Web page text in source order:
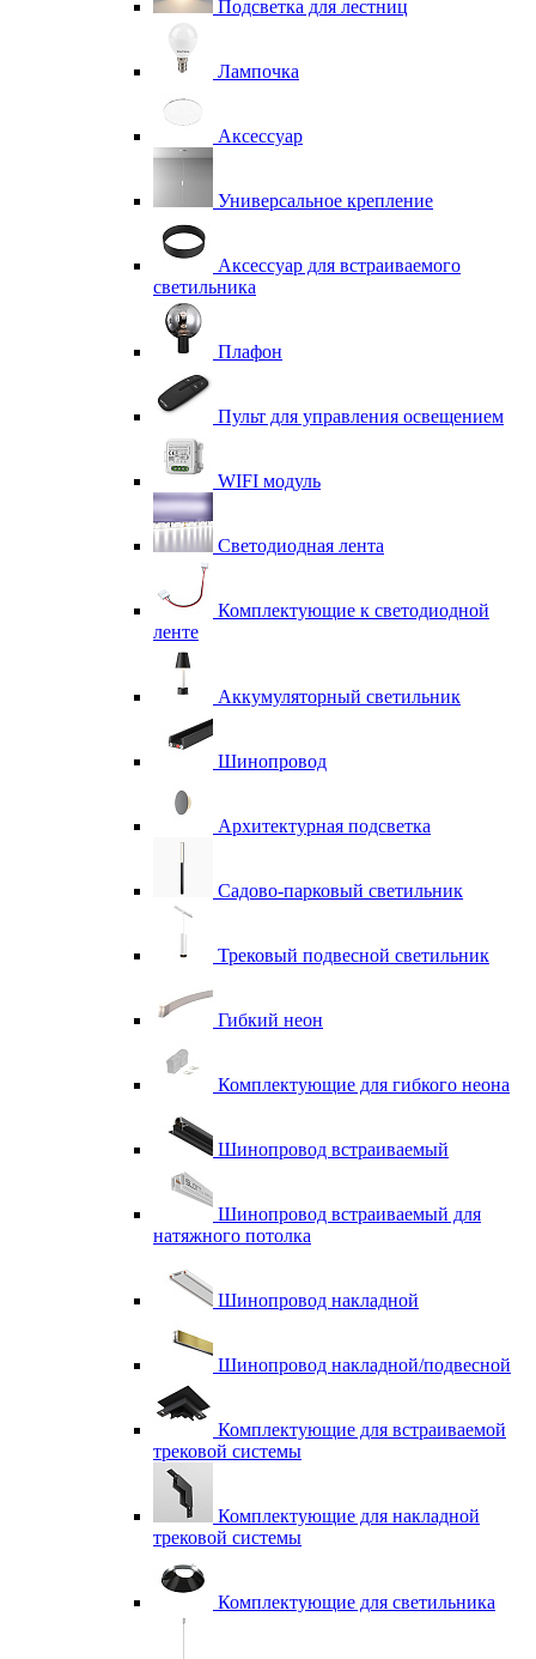
Подсветка для лестниц
Лампочка
Аксессуар
Универсальное крепление
Аксессуар для встраиваемого
светильника
Плафон
Пульт для управления освещением
WIFI модуль
Светодиодная лента
Комплектующие к светодиодной
ленте
Аккумуляторный светильник
Шинопровод
Архитектурная подсветка
Садово-парковый светильник
Трековый подвесной светильник
Гибкий неон
Комплектующие для гибкого неона
Шинопровод встраиваемый
Шинопровод встраиваемый для
натяжного потолка
Шинопровод накладной
Шинопровод накладной/подвесной
Комплектующие для встраиваемой
трековой системы
Комплектующие для накладной
трековой системы
Комплектующие для светильника